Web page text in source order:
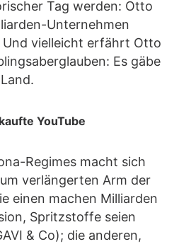
Tag werden: Otto
Unternehmen
Und vielleicht erfährt Otto
Es gäbe
YouTube
Regimes macht sich
verlängerten Arm der
einen machen Milliarden
Spritzstoffe seien
& Co); die anderen,